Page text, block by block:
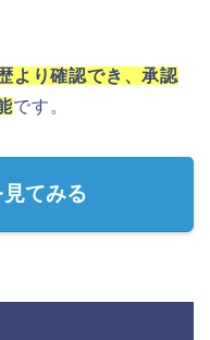
より確認でき、承認
です。
てみる